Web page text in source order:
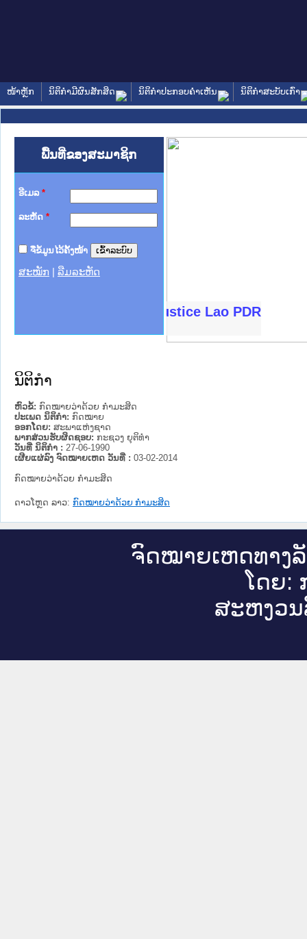
ໜ້າຫຼັກ ນິຕິກໍາມີຜົນສັກສິດ ນິຕິກໍາປະກອບຄໍາເຫັນ ນິຕິກໍາສະບັບເກົ່າ
ພື້ນທີ່ຂອງສະມາຊິກ
ອີເມລ *
ລະຫັດ *
ຈື່ຂໍ້ມູນໄວ້ຄັ້ງໜ້າ
ສະໝັກ ລືມລະຫັດ
Ministry of Justice Lao PDR
າຊົນ ພາກເໜືອ
ການ
ກາງ
ໃຕ້
ຕຳຫຼວດປະຊາຊົນ
ສັນຕິບານປະຊາຊົນ
ກເໜືອ
າຊົນ ພາກກາງ
ນິຕິກໍາ
ຫົວຂໍ້: ກົດໝາຍວ່າດ້ວຍ ກຳມະສິດ
ປະເພດ ນິຕິກໍາ: ກົດໝາຍ
ອອກໂດຍ: ສະພາແຫ່ງຊາດ
ພາກສ່ວນຮັບຜິດຊອບ: ກະຊວງ ຍຸຕິທໍາ
ວັນທີ່ ນິຕິກໍາ : 27-06-1990
ເຜີຍແຜ່ລົງ ຈົດໝາຍເຫດ ວັນທີ່ : 03-02-2014
ກົດໝາຍວ່າດ້ວຍ ກຳມະສິດ
ດາວໂຫຼດ ລາວ: ກົດໝາຍວ່າດ້ວຍ ກຳມະສິດ
ຈົດ​ໝາຍ​ເຫດ​ທາງ​
ໂດຍ:
ສະ​ຫງວນ​